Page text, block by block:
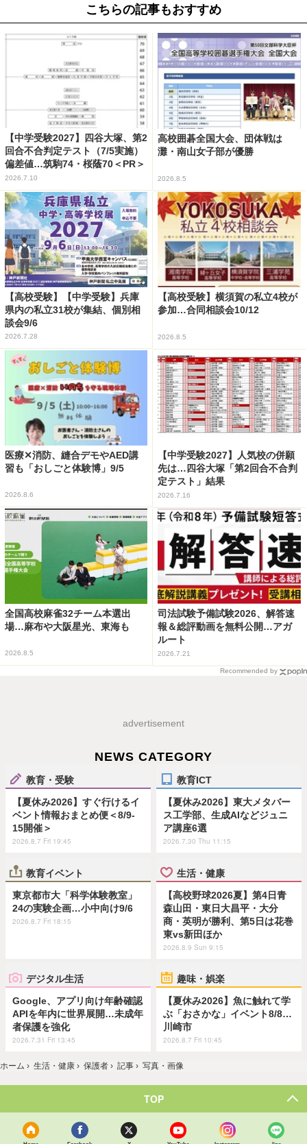
こちらの記事もおすすめ
【中学受験2027】四谷大塚、第2
回合不合判定テスト（7/5実施）
偏差値…筑駒74・桜蔭70＜PR＞
2026.7.10
高校囲碁全国大会、団体戦は
灘・南山女子部が優勝
2026.8.5
【高校受験】【中学受験】兵庫
県内の私立31校が集結、個別相
談会9/6
2026.7.28
【高校受験】横須賀の私立4校が
参加…合同相談会10/12
2026.8.5
医療✕消防、縫合デモやAED講
習も「おしごと体験博」9/5
2026.8.6
【中学受験2027】人気校の併願
先は…四谷大塚「第2回合不合判
定テスト」結果
2026.7.16
全国高校麻雀32チーム本選出
場…麻布や大阪星光、東海も
2026.8.5
司法試験予備試験2026、解答速
報＆総評動画を無料公開…アガ
ルート
2026.7.21
Recommended by
advertisement
NEWS CATEGORY
教育・受験
【夏休み2026】すぐ行けるイ
ベント情報おまとめ便＜8/9-
15開催＞
2026.8.7 Fri 19:45
教育ICT
【夏休み2026】東大メタバー
ス工学部、生成AIなどジュニ
ア講座6選
2026.7.30 Thu 11:15
教育イベント
東京都市大「科学体験教室」
24の実験企画…小中向け9/6
2026.8.7 Fri 18:15
生活・健康
【高校野球2026夏】第4日青
森山田・東日大昌平・大分
商・英明が勝利、第5日は花巻
東vs新田ほか
2026.8.9 Sun 9:15
デジタル生活
Google、アプリ向け年齢確認
APIを年内に世界展開…未成年
者保護を強化
2026.7.31 Fri 13:45
趣味・娯楽
【夏休み2026】魚に触れて学
ぶ「おさかな」イベント8/8…
川崎市
2026.8.7 Fri 10:45
ホーム › 生活・健康 › 保護者 › 記事 › 写真・画像
TOP